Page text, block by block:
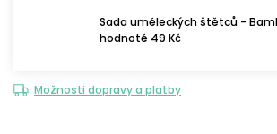
Sada uměleckých štětců -
hodnotě 49 Kč
Možnosti dopravy a platby